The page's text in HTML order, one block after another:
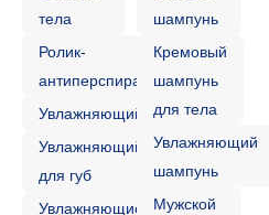
тела
Ролик-
антиперспирант
Увлажняющий
Увлажняющий
для губ
Увлажняющие
шампунь
Кремовый
шампунь
для тела
Увлажняющий
шампунь
Мужской